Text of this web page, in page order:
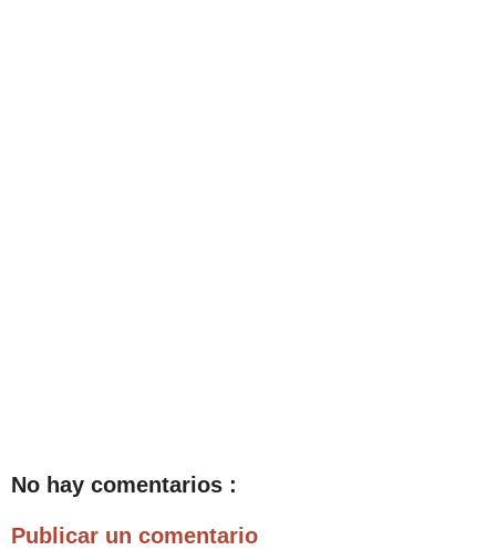
No hay comentarios :
Publicar un comentario